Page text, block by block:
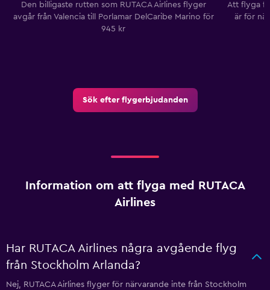
Den billigaste rutten som RUTACA Airlines flyger
avgår från Valencia till Porlamar DelCaribe Marino ​​för
945 kr
Att flyga
är för
Sök efter flygerbjudanden
Information om att flyga med RUTACA
Airlines
Har RUTACA Airlines några avgående flyg
från Stockholm Arlanda?
Nej, RUTACA Airlines flyger för närvarande inte från Stockholm